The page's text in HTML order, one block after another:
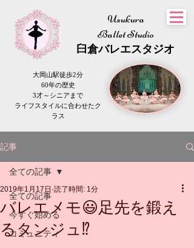
Usukura
Ballet Studio
​臼倉バレエスタジオ
大岡山駅徒歩2分
60年の歴史
3才～シニアまで
​ライフスタイルに合わせたク
ラス
記事
全ての記事
今すぐ始める
コミュニティ
全ての記事
バレエメモ😃足先を鍛え
るタンジュ⁉︎
2019年1月17日 読了時間: 1分